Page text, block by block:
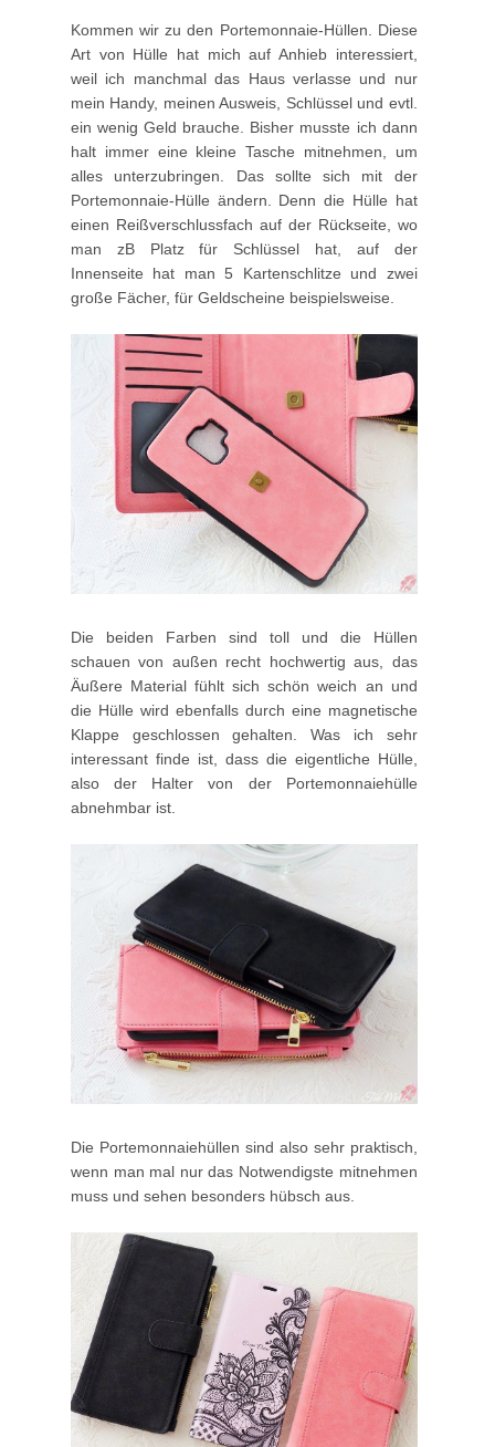
Kommen wir zu den Portemonnaie-Hüllen. Diese
Art von Hülle hat mich auf Anhieb interessiert,
weil ich manchmal das Haus verlasse und nur
mein Handy, meinen Ausweis, Schlüssel und evtl.
ein wenig Geld brauche. Bisher musste ich dann
halt immer eine kleine Tasche mitnehmen, um
alles unterzubringen. Das sollte sich mit der
Portemonnaie-Hülle ändern. Denn die Hülle hat
einen Reißverschlussfach auf der Rückseite, wo
man zB Platz für Schlüssel hat, auf der
Innenseite hat man 5 Kartenschlitze und zwei
große Fächer, für Geldscheine beispielsweise.
Die beiden Farben sind toll und die Hüllen
schauen von außen recht hochwertig aus, das
Äußere Material fühlt sich schön weich an und
die Hülle wird ebenfalls durch eine magnetische
Klappe geschlossen gehalten. Was ich sehr
interessant finde ist, dass die eigentliche Hülle,
also der Halter von der Portemonnaiehülle
abnehmbar ist.
Die Portemonnaiehüllen sind also sehr praktisch,
wenn man mal nur das Notwendigste mitnehmen
muss und sehen besonders hübsch aus.